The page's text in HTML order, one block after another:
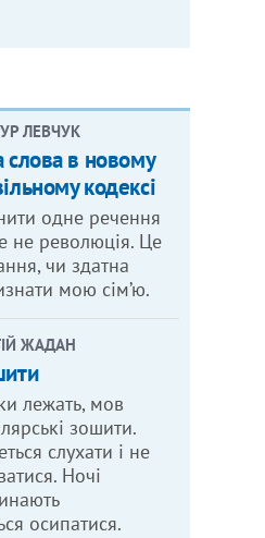
ЛЕВЧУК
слова в новому
кодексі
одне речення
не революція. Це
чи здатна
мою сім’ю.
ЖАДАН
лежать, мов
зошити.
слухати і не
Ночі
осипатися.